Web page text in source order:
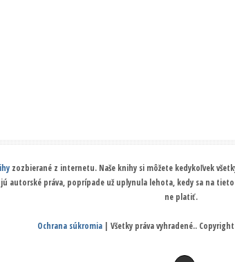
zozbierané z internetu. Naše knihy si môžete kedykoľvek
autorské práva, poprípade už uplynula lehota, kedy sa na
ne platiť.
Ochrana súkromia | Všetky práva vyhradené..